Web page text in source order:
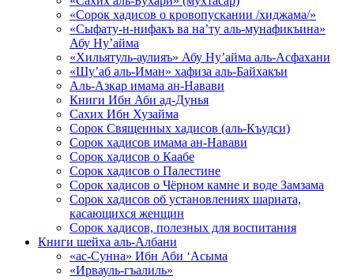
«Сорок хадисов о кровопускании /хиджама/»
«Сыфату-н-нифакъ ва на’ту аль-мунафикъина»
Абу Ну’айма
«Хильятуль-аулияъ» Абу Ну’айма аль-Асфахани
«Шу’аб аль-Иман» хафиза аль-Байхакъи
Аль-Азкар имама ан-Навави
Книги Ибн Аби ад-Дунья
Сахих Ибн Хузайма
Сорок Священных хадисов (аль-Къудси)
Сорок хадисов имама ан-Навави
Сорок хадисов о Каабе
Сорок хадисов о Палестине
Сорок хадисов о Чёрном камне и воде Замзама
Сорок хадисов об установлениях шариата,
касающихся женщин
Сорок хадисов, полезных для воспитания
Книги шейха аль-Албани
«ас-Сунна» Ибн Аби ‘Асыма
«Ирвауль-гъалиль»